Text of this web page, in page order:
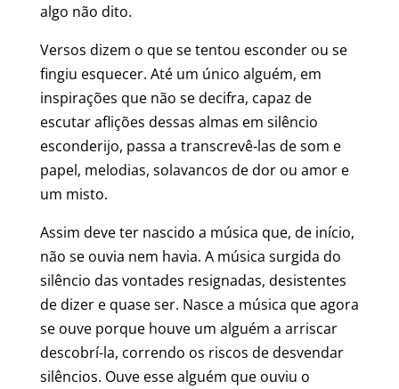
algo não dito.
Versos dizem o que se tentou esconder ou se
fingiu esquecer. Até um único alguém, em
inspirações que não se decifra, capaz de
escutar aflições dessas almas em silêncio
esconderijo, passa a transcrevê-las de som e
papel, melodias, solavancos de dor ou amor e
um misto.
Assim deve ter nascido a música que, de início,
não se ouvia nem havia. A música surgida do
silêncio das vontades resignadas, desistentes
de dizer e quase ser. Nasce a música que agora
se ouve porque houve um alguém a arriscar
descobrí-la, correndo os riscos de desvendar
silêncios. Ouve esse alguém que ouviu o